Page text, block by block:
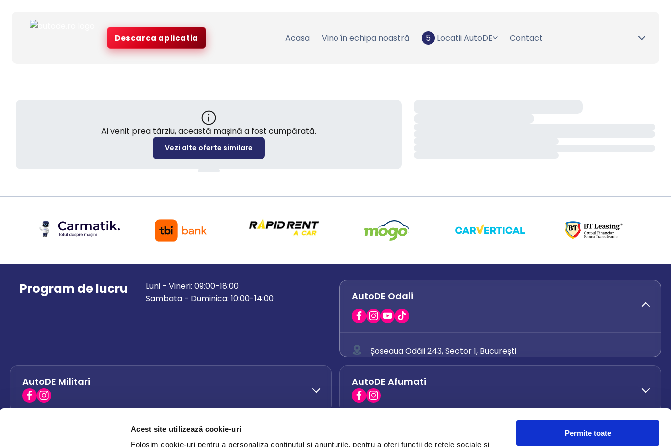
Acest site utilizează cookie-uri
Folosim cookie-uri pentru a personaliza conținutul și anunțurile, pentru a oferi funcții de rețele sociale și
Permite toate
Descarca aplicatia Acasa Vino în echipa noastră 5 Locatii AutoDE Contact
Ai venit prea târziu, această mașină a fost cumpărată.
Vezi alte oferte similare
Program de lucru
Luni - Vineri: 09:00-18:00
Sambata - Duminica: 10:00-14:00
AutoDE Odaii
Șoseaua Odăii 243, Sector 1, București
0742 444 194
office.odaii@autode.ro
AutoDE Militari AutoDE Afumati